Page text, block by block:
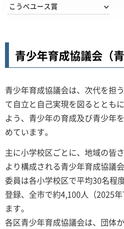
こうべユース賞
青少年育成協議会（
青少年育成協議会は、次代を担
て自立と自己実現を図るととも
よう、青少年の育成及び青少年
めています。
主に小学校区ごとに、地域の皆
より構成される青少年育成協議
委員は各小学校区で平均30名程
登録、全市で約4,100人（2025
ます。
各区青少年育成協議会は、団体